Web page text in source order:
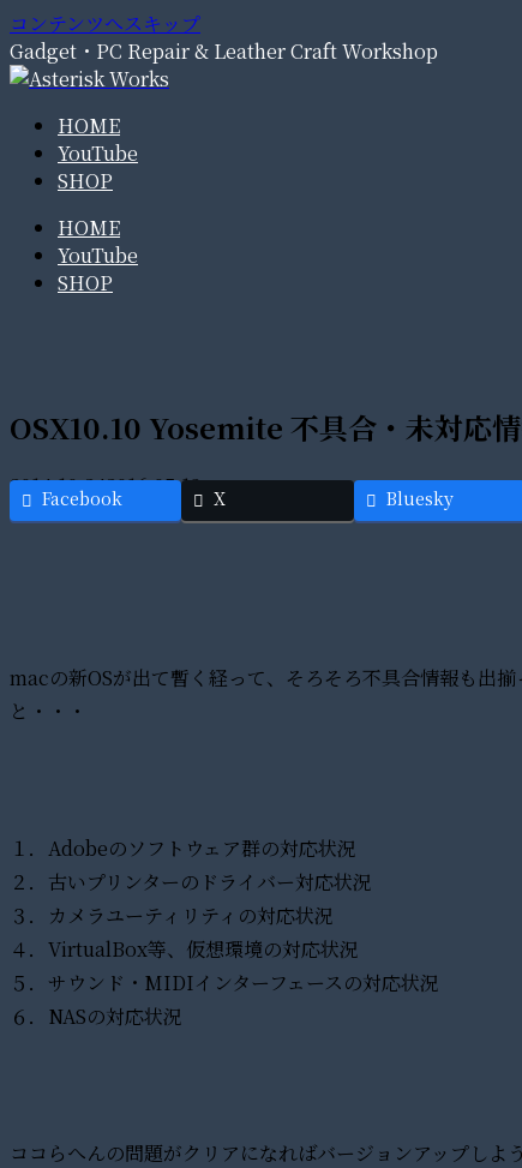
コンテンツへスキップ
Gadget・PC Repair & Leather Craft Workshop
HOME
YouTube
SHOP
HOME
YouTube
SHOP
OSX10.10 Yosemite 不具合・未対応
2014.10.242016.05.13
Facebook X Bluesky
macの新OSが出て暫く経って、そろそろ不具合情報も出
と・・・
１．Adobeのソフトウェア群の対応状況
２．古いプリンターのドライバー対応状況
３．カメラユーティリティの対応状況
４．VirtualBox等、仮想環境の対応状況
５．サウンド・MIDIインターフェースの対応状況
６．NASの対応状況
ココらへんの問題がクリアになればバージョンアップしよ